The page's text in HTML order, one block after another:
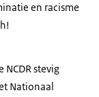
en racisme
stevig
Nationaal